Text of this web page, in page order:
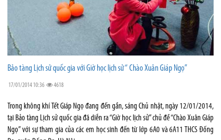
Bảo tàng Lịch sử quốc gia với Giờ học lịch sử “ Chào Xuân Giáp Ngọ”
17/01/2014 10:36 4618
Trong không khí Tết Giáp Ngọ đang đến gần, sáng Chủ nhật, ngày 12/01/2014,
tại Bảo tàng Lịch sử quốc gia đã diễn ra “Giờ học lịch sử” chủ đề “Chào Xuân Giáp
Ngọ” với sự tham gia của các em học sinh đến từ lớp 6A0 và 6A11 THCS Đống